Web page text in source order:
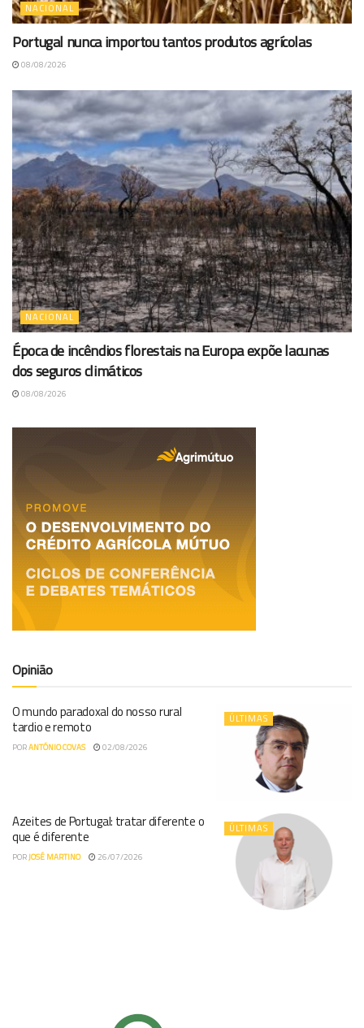
NACIONAL
Portugal nunca importou tantos produtos agrícolas
08/08/2026
NACIONAL
Época de incêndios florestais na Europa expõe lacunas
dos seguros climáticos
08/08/2026
Opinião
ÚLTIMAS
O mundo paradoxal do nosso rural
tardio e remoto
PORANTÓNIO COVAS 02/08/2026
ÚLTIMAS
Azeites de Portugal: tratar diferente o
que é diferente
PORJOSÉ MARTINO 26/07/2026